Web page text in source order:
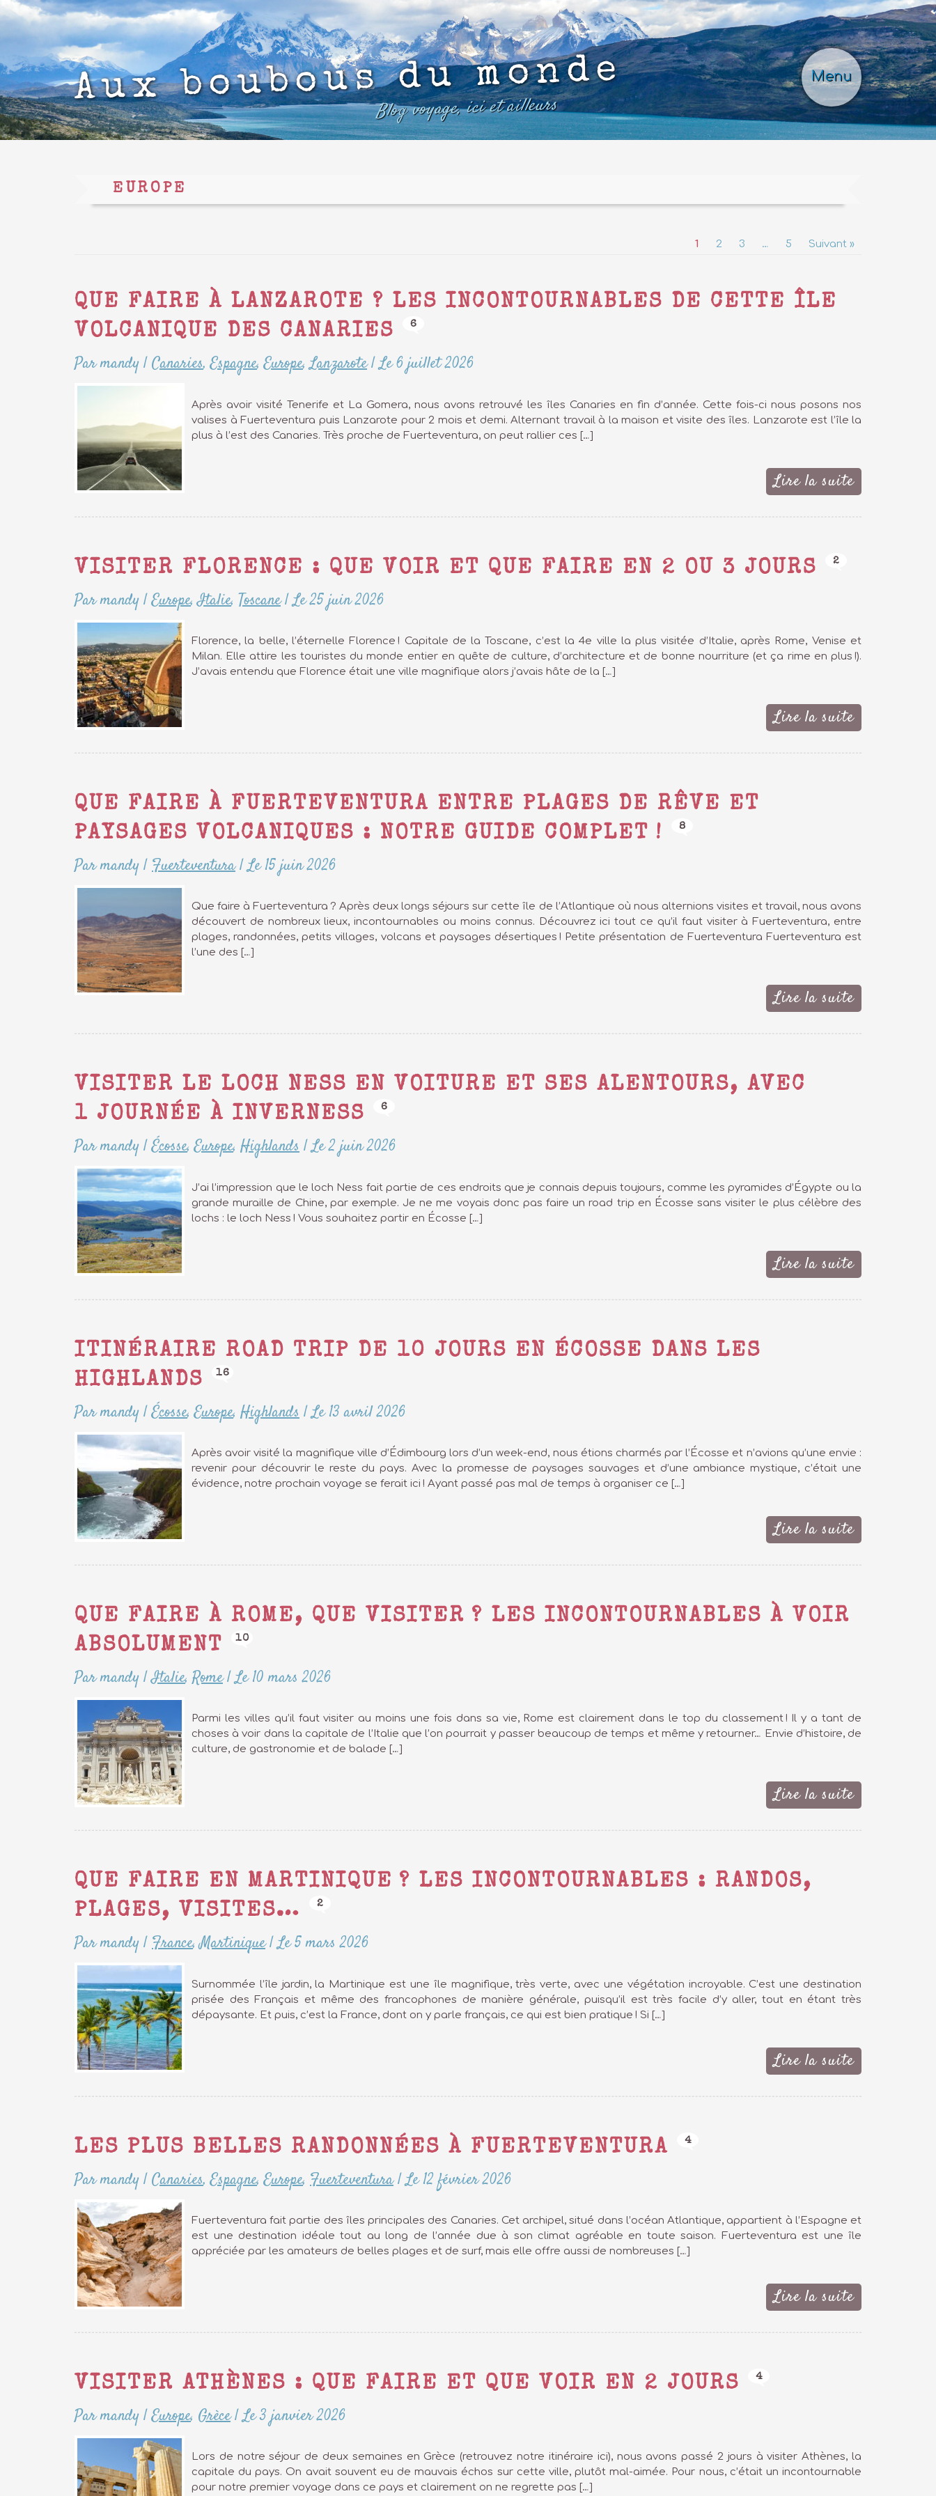
Menu
Aux boubous du monde
Blog voyage, ici et ailleurs
EUROPE
1 2 3 … 5 Suivant »
QUE FAIRE À LANZAROTE ? LES INCONTOURNABLES DE CETTE ÎLE
VOLCANIQUE DES CANARIES
6
Par mandy|Canaries,Espagne,Europe,Lanzarote|Le 6 juillet 2026
Après avoir visité Tenerife et La Gomera, nous avons retrouvé les îles Canaries en fin d’année. Cette fois-ci nous posons nos
valises à Fuerteventura puis Lanzarote pour 2 mois et demi. Alternant travail à la maison et visite des îles. Lanzarote est l’île la
plus à l’est des Canaries. Très proche de Fuerteventura, on peut rallier ces […]
Lire la suite
VISITER FLORENCE : QUE VOIR ET QUE FAIRE EN 2 OU 3 JOURS 2
Par mandy|Europe,Italie, Toscane|Le 25 juin 2026
Florence, la belle, l’éternelle Florence ! Capitale de la Toscane, c’est la 4e ville la plus visitée d’Italie, après Rome, Venise et
Milan. Elle attire les touristes du monde entier en quête de culture, d’architecture et de bonne nourriture (et ça rime en plus !).
J’avais entendu que Florence était une ville magnifique alors j’avais hâte de la […]
Lire la suite
QUE FAIRE À FUERTEVENTURA ENTRE PLAGES DE RÊVE ET
PAYSAGES VOLCANIQUES : NOTRE GUIDE COMPLET !
8
Par mandy|Fuerteventura|Le 15 juin 2026
Que faire à Fuerteventura ? Après deux longs séjours sur cette île de l’Atlantique où nous alternions visites et travail, nous avons
découvert de nombreux lieux, incontournables ou moins connus. Découvrez ici tout ce qu’il faut visiter à Fuerteventura, entre
plages, randonnées, petits villages, volcans et paysages désertiques ! Petite présentation de Fuerteventura Fuerteventura est
l’une des […]
Lire la suite
VISITER LE LOCH NESS EN VOITURE ET SES ALENTOURS, AVEC
1 JOURNÉE À INVERNESS
6
Par mandy|Écosse,Europe, Highlands|Le 2 juin 2026
J’ai l’impression que le loch Ness fait partie de ces endroits que je connais depuis toujours, comme les pyramides d’Égypte ou la
grande muraille de Chine, par exemple. Je ne me voyais donc pas faire un road trip en Écosse sans visiter le plus célèbre des
lochs : le loch Ness ! Vous souhaitez partir en Écosse […]
Lire la suite
ITINÉRAIRE ROAD TRIP DE 10 JOURS EN ÉCOSSE DANS LES
HIGHLANDS
16
Par mandy|Écosse,Europe, Highlands|Le 13 avril 2026
Après avoir visité la magnifique ville d’Édimbourg lors d’un week-end, nous étions charmés par l’Écosse et n’avions qu’une envie :
revenir pour découvrir le reste du pays. Avec la promesse de paysages sauvages et d’une ambiance mystique, c’était une
évidence, notre prochain voyage se ferait ici ! Ayant passé pas mal de temps à organiser ce […]
Lire la suite
QUE FAIRE À ROME, QUE VISITER ? LES INCONTOURNABLES À VOIR
ABSOLUMENT
10
Par mandy|Italie,Rome|Le 10 mars 2026
Parmi les villes qu’il faut visiter au moins une fois dans sa vie, Rome est clairement dans le top du classement ! Il y a tant de
choses à voir dans la capitale de l’Italie que l’on pourrait y passer beaucoup de temps et même y retourner… Envie d’histoire, de
culture, de gastronomie et de balade […]
Lire la suite
QUE FAIRE EN MARTINIQUE ? LES INCONTOURNABLES : RANDOS,
PLAGES, VISITES…
2
Par mandy|France,Martinique|Le 5 mars 2026
Surnommée l’île jardin, la Martinique est une île magnifique, très verte, avec une végétation incroyable. C’est une destination
prisée des Français et même des francophones de manière générale, puisqu’il est très facile d’y aller, tout en étant très
dépaysante. Et puis, c’est la France, dont on y parle français, ce qui est bien pratique ! Si […]
Lire la suite
LES PLUS BELLES RANDONNÉES À FUERTEVENTURA 4
Par mandy|Canaries,Espagne,Europe, Fuerteventura|Le 12 février 2026
Fuerteventura fait partie des îles principales des Canaries. Cet archipel, situé dans l’océan Atlantique, appartient à l’Espagne et
est une destination idéale tout au long de l’année due à son climat agréable en toute saison. Fuerteventura est une île
appréciée par les amateurs de belles plages et de surf, mais elle offre aussi de nombreuses […]
Lire la suite
VISITER ATHÈNES : QUE FAIRE ET QUE VOIR EN 2 JOURS 4
Par mandy|Europe, Grèce|Le 3 janvier 2026
Lors de notre séjour de deux semaines en Grèce (retrouvez notre itinéraire ici), nous avons passé 2 jours à visiter Athènes, la
capitale du pays. On avait souvent eu de mauvais échos sur cette ville, plutôt mal-aimée. Pour nous, c’était un incontournable
pour notre premier voyage dans ce pays et clairement on ne regrette pas […]